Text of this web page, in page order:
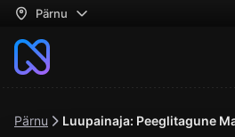
Pärnu
Pärnu Luupainaja: Peeglitagune